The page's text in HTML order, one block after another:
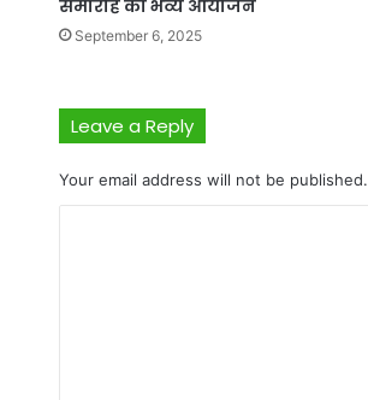
समारोह का भव्य आयोजन
September 6, 2025
Leave a Reply
Your email address will not be published.